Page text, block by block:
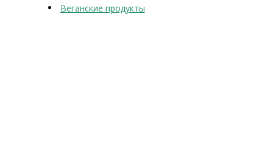
Веганские продукты